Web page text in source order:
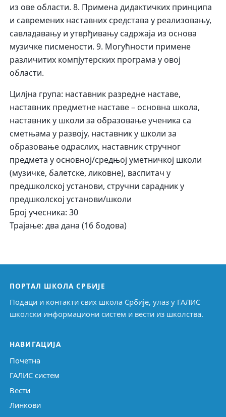
из ове области. 8. Примена дидактичких принципа
и савремених наставних средстава у реализовању,
савладавању и утврђивању садржаја из основа
музичке писмености. 9. Могућности примене
различитих компјутерских програма у овој
области.
Цилјна група: наставник разредне наставе,
наставник предметне наставе – основна школа,
наставник у школи за образовање ученика са
сметњама у развоју, наставник у школи за
образовање одраслих, наставник стручног
предмета у основној/средњој уметничкој школи
(музичке, балетске, ликовне), васпитач у
предшколској установи, стручни сарадник у
предшколској установи/школи
Број учесника: 30
Трајање: два дана (16 бодова)
ПОРТАЛ ШКОЛА СРБИЈЕ
Подаци и контакти свих школа Србије, улаз у ГАЛИС
школски информациони систем и вести из школства.
НАВИГАЦИЈА
Почетна
ГАЛИС систем
Вести
Линкови